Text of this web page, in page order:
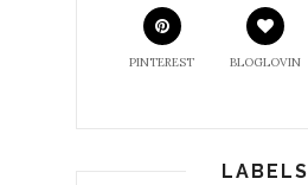
PINTEREST BLOGLOVIN
LABELS